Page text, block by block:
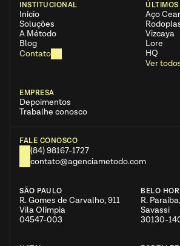
INSTITUCIONAL
Início
Soluções
A Método
Blog
Contato
ÚLTIMOS
Aço
Vizcaya
Lore
HQ
Ver
EMPRESA
Depoimentos
Trabalhe conosco
FALE CONOSCO
(84) 98167-1727
contato@agenciametodo.com
SÃO PAULO
R. Gomes de Carvalho, 911
Vila Olímpia
04547-003
BELO
R.
Savassi
30130-